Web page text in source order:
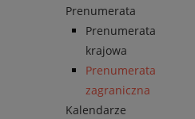
Prenumerata
Prenumerata
krajowa
Prenumerata
zagraniczna
Kalendarze